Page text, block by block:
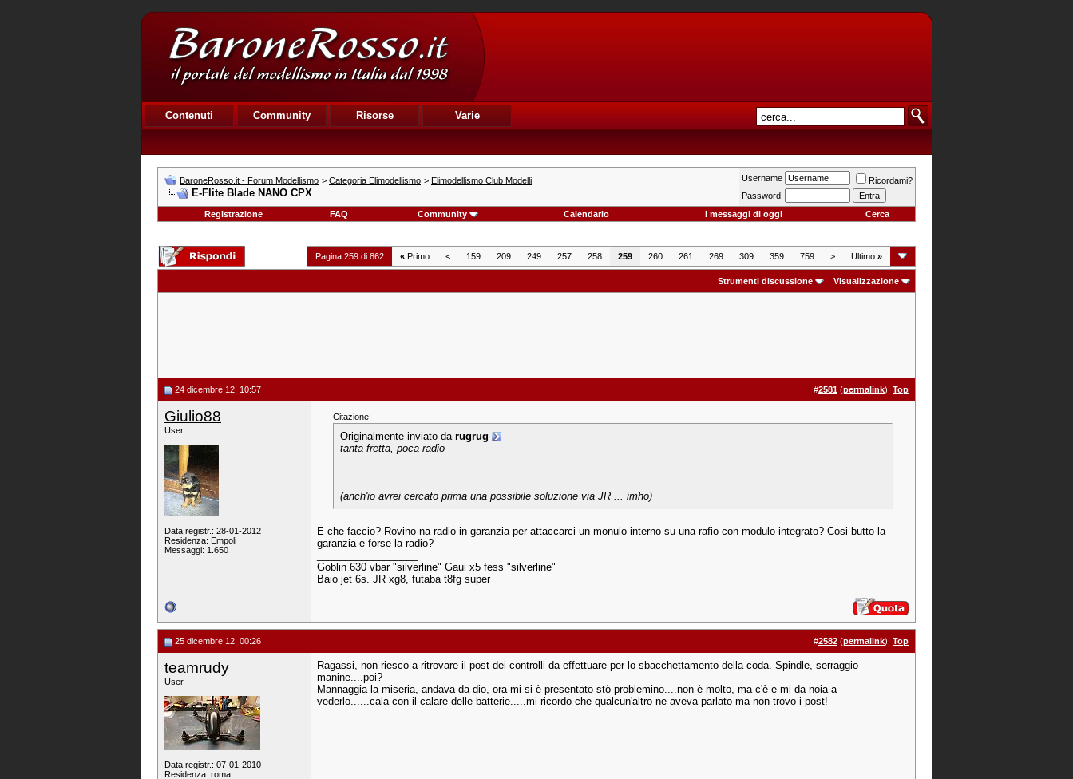
Contenuti Community Risorse Varie
BaroneRosso.it - Forum Modellismo > Categoria Elimodellismo > Elimodellismo Club Modelli
E-Flite Blade NANO CPX
Username
Ricordami?
Password
Registrazione
FAQ Community Calendario I messaggi di oggi Cerca
Pagina 259 di 862 « Primo < 159 209 249 257 258 259 260 261 269 309 359 759 > Ultimo »
Strumenti discussione Visualizzazione
24 dicembre 12, 10:57 #2581 (permalink) Top
Giulio88
User
Data registr.: 28-01-2012
Residenza: Empoli
Messaggi: 1.650
Citazione:
Originalmente inviato da rugrug
tanta fretta, poca radio
(anch'io avrei cercato prima una possibile soluzione via JR ... imho)
E che faccio? Rovino na radio in garanzia per attaccarci un monulo interno su una rafio con modulo integrato? Cosi butto la
garanzia e forse la radio?
Goblin 630 vbar "silverline" Gaui x5 fess "silverline"
Baio jet 6s. JR xg8, futaba t8fg super
25 dicembre 12, 00:26 #2582 (permalink) Top
teamrudy
User
Data registr.: 07-01-2010
Residenza: roma
Ragassi, non riesco a ritrovare il post dei controlli da effettuare per lo sbacchettamento della coda. Spindle, serraggio
manine....poi?
Mannaggia la miseria, andava da dio, ora mi si è presentato stò problemino....non è molto, ma c'è e mi da noia a
vederlo......cala con il calare delle batterie.....mi ricordo che qualcun'altro ne aveva parlato ma non trovo i post!